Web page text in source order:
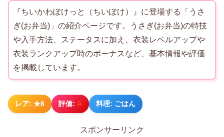
『ちいかわぽけっと（ちいぽけ）』に登場する「うさ
ぎ(お弁当)」の紹介ページです。うさぎ(お弁当)の特技
や入手方法、ステータスに加え、衣装レベルアップや
衣装ランクアップ時のボーナスなど、基本情報や評価
を掲載しています。
レア: ★6 評価: A 料理: ごはん
スポンサーリンク